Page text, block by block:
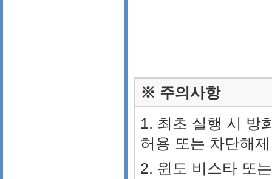
※ 주의사항
1. 최초 실행 시 방
허용 또는 차단해
2. 윈도 비스타 또